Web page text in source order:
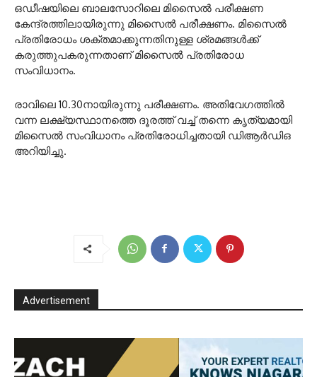
ഒഡീഷയിലെ ബാലസോറിലെ മിസൈല്‍ പരീക്ഷണ
കേന്ദ്രത്തിലായിരുന്നു മിസൈല്‍ പരീക്ഷണം. മിസൈല്‍
പ്രതിരോധം ശക്തമാക്കുന്നതിനുള്ള ശ്രമങ്ങള്‍ക്ക്
കരുത്തുപകരുന്നതാണ് മിസൈല്‍ പ്രതിരോധ
സംവിധാനം.
രാവിലെ 10.30നായിരുന്നു പരീക്ഷണം. അതിവേഗത്തില്‍
വന്ന ലക്ഷ്യസ്ഥാനത്തെ ദൂരത്ത് വച്ച്‌ തന്നെ കൃത്യമായി
മിസൈല്‍ സംവിധാനം പ്രതിരോധിച്ചതായി ഡിആര്‍ഡിഒ
അറിയിച്ചു.
Advertisement